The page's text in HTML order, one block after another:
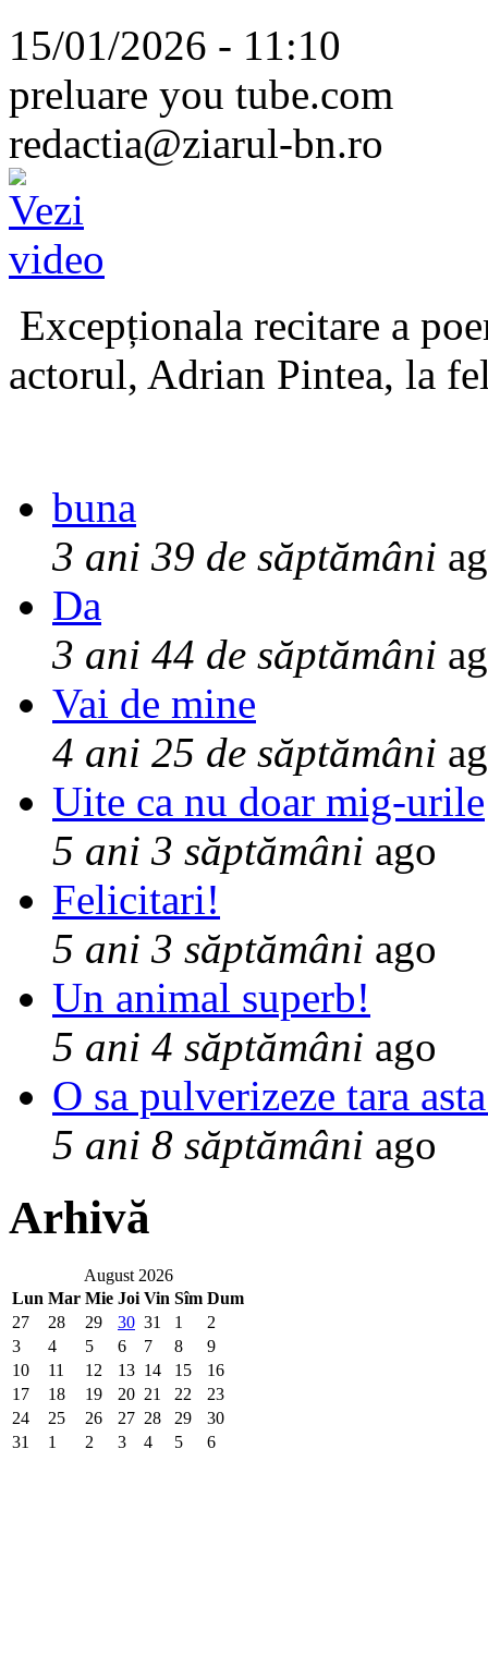
15/01/2026 - 11:10
preluare you tube.com
redactia@ziarul-bn.ro
Excepționala recitare a
actorul, Adrian Pintea, la
buna
3 ani 39 de săptămâni
Da
3 ani 44 de săptămâni
Vai de mine
4 ani 25 de săptămâni
Uite ca nu doar mig-urile
5 ani 3 săptămâni ago
Felicitari!
5 ani 3 săptămâni ago
Un animal superb!
5 ani 4 săptămâni ago
O sa pulverizeze tara
5 ani 8 săptămâni ago
Arhivă
August 2026
Lun Mar Mie Joi Vin Sîm Dum
27
28 29 30 31 1
2
3
4 5 6 7 8
9
10
11 12 13 14 15
16
17
18 19 20 21 22
23
24
25 26 27 28 29
30
31
1 2 3 4 5 6